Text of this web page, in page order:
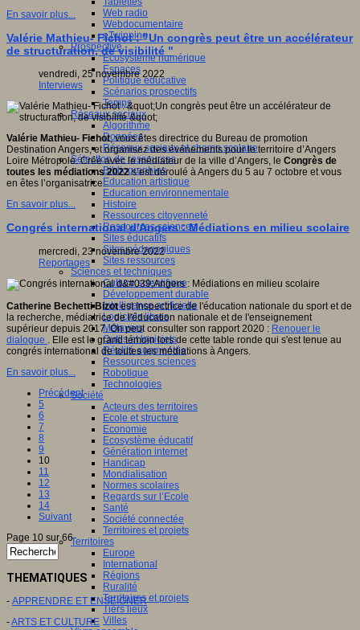
Web radio
Webdocumentaire
eTwinning
Prospective
Ecosystème numérique
Espaces
Politique éducative
Scénarios prospectifs
Temps
Réseaux sociaux
Algorithme
Données
Réseaux sociaux et champ scolaire
Sélection de ressources
Bibliographies
Education artistique
Education environnementale
Histoire
Ressources citoyenneté
Ressources sciences
Sites éducatifs
Sites pédagogiques
Sites ressources
Sciences et techniques
Culture scientifique
Développement durable
Intelligence artificielle
Logiciels libres
Métavers
Outils et logiciels
Réalité augmentée
Ressources sciences
Robotique
Technologies
Société
Acteurs des territoires
Ecole et structure
Economie
Ecosystème éducatif
Génération internet
Handicap
Mondialisation
Normes scolaires
Regards sur l’Ecole
Santé
Société connectée
Territoires et projets
Territoires
Europe
International
Régions
Ruralité
Territoires et projets
Tiers lieux
Villes
En savoir plus...
Valérie Mathieu- Fichot : "Un congrès peut être un accélérateur
de structuration, de visibilité "
vendredi, 25 novembre 2022
Interviews
Valérie Mathieu- Fichot, vous êtes directrice du Bureau de promotion
Destination Angers, et organisez des événements pour le territoire d’Angers
Loire Métropole. Créé avec le médiateur de la ville d’Angers, le Congrès de
toutes les médiations 2022s’est déroulé à Angers du 5 au 7 octobre et vous
en êtes l’organisatrice.
En savoir plus...
Congrés international d'Angers : Médiations en milieu scolaire
mercredi, 23 novembre 2022
Reportages
Catherine Bechetti Bizot est Inspectrice de l'éducation nationale du sport et de
la recherche, médiatrice de l'éducation nationale et de l'enseignement
supérieur depuis 2017. On peut consulter son rapport 2020 : Renouer le
dialogue
. Elle est le grand témoin lors de cette table ronde qui s'est tenue au
congrés international de toutes les médiations à Angers.
En savoir plus...
Précédent
5
6
7
8
9
10
11
12
13
14
Suivant
Page 10 sur 66
THEMATIQUES
- APPRENDRE ET ENSEIGNER
-ARTS ET CULTURE